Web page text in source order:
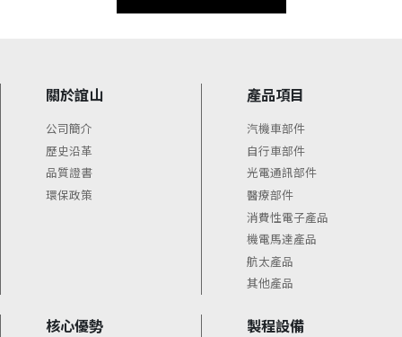
關於誼山
公司簡介
歷史沿革
品質證書
環保政策
產品項目
汽機車部件
自行車部件
光電通訊部件
醫療部件
消費性電子產品
機電馬達產品
航太產品
其他產品
核心優勢 製程設備